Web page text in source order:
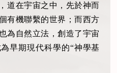
道在宇宙之中，先於神而
有機聯繫的世界；而西方
為自然立法，創造了宇宙
早期現代科學的“神學基